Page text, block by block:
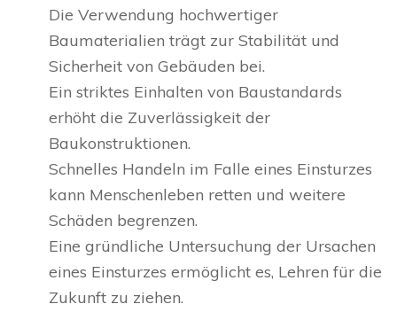
Die Verwendung hochwertiger
Baumaterialien trägt zur Stabilität und
Sicherheit von Gebäuden bei.
Ein striktes Einhalten von Baustandards
erhöht die Zuverlässigkeit der
Baukonstruktionen.
Schnelles Handeln im Falle eines Einsturzes
kann Menschenleben retten und weitere
Schäden begrenzen.
Eine gründliche Untersuchung der Ursachen
eines Einsturzes ermöglicht es, Lehren für die
Zukunft zu ziehen.